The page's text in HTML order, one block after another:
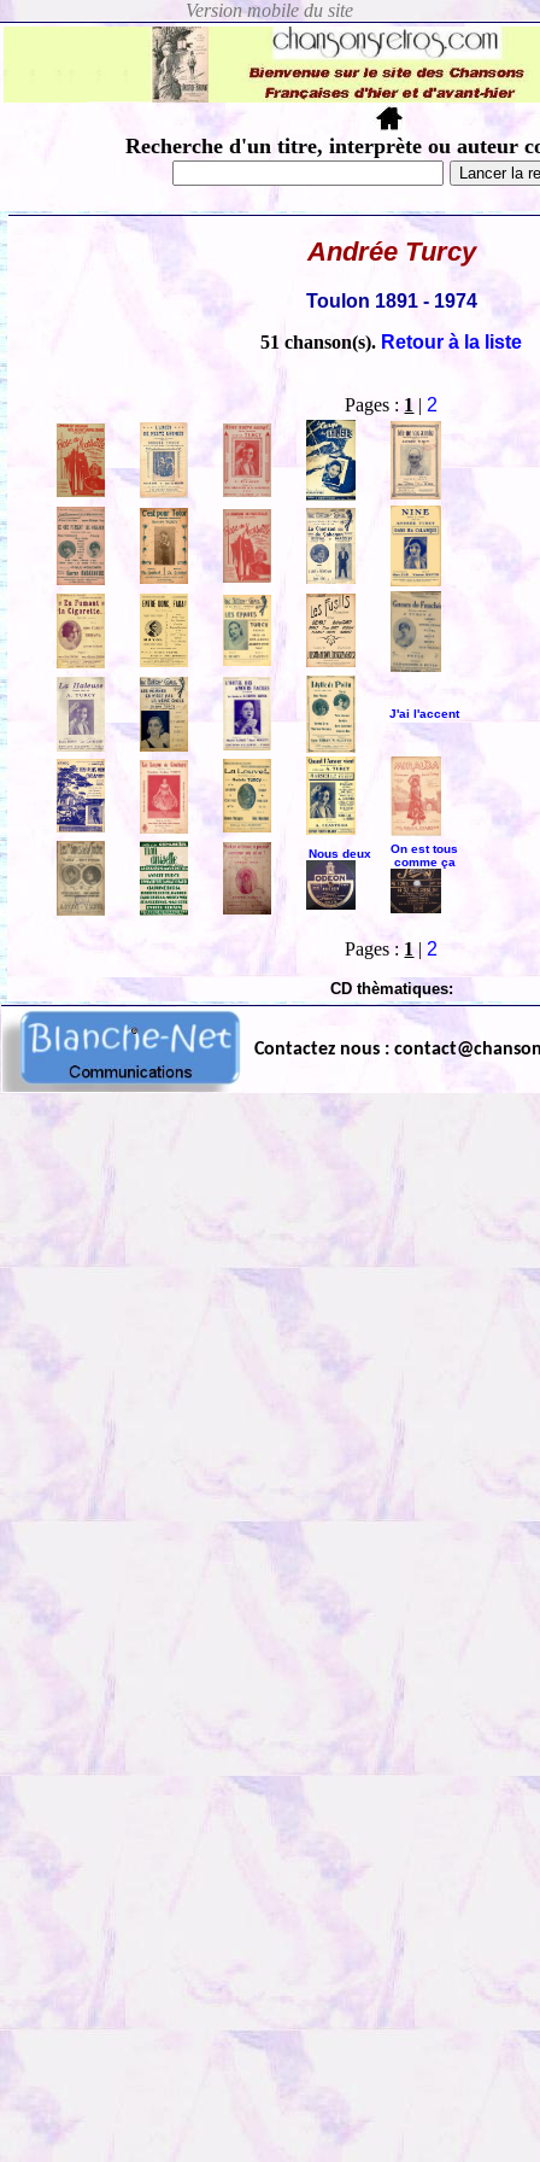
Recherche d'un titre, interprète ou auteur
Andrée Turcy
Toulon 1891 - 1974
51 chanson(s). Retour à la liste
Pages : 1 | 2
J'ai l'accent
Nous deux
On est tous
comme ça
Pages : 1 | 2
CD thèmatiques:
Contactez nous :